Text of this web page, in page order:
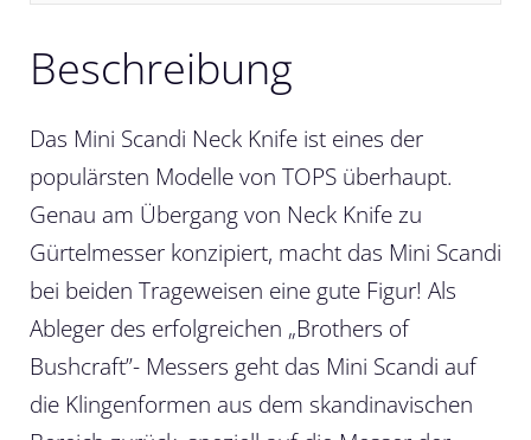
Beschreibung
Das Mini Scandi Neck Knife ist eines der
populärsten Modelle von TOPS überhaupt.
Genau am Übergang von Neck Knife zu
Gürtelmesser konzipiert, macht das Mini Scandi
bei beiden Trageweisen eine gute Figur! Als
Ableger des erfolgreichen „Brothers of
Bushcraft”- Messers geht das Mini Scandi auf
die Klingenformen aus dem skandinavischen